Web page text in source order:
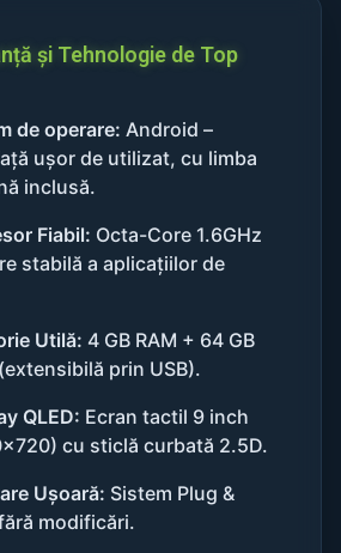
și Tehnologie de Top
de operare: Android –
ușor de utilizat, cu limba
inclusă.
Fiabil: Octa-Core 1.6GHz
stabilă a aplicațiilor de
Utilă: 4 GB RAM + 64 GB
prin USB).
QLED: Ecran tactil 9 inch
cu sticlă curbată 2.5D.
Ușoară: Sistem Plug &
modificări.